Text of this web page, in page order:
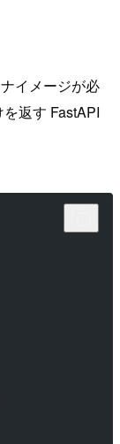
イメージが必
を返す FastAPI